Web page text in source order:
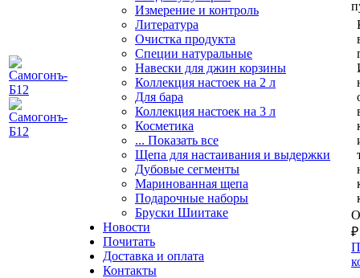
Измерение и контроль
Литература
Очистка продукта
Специи натуральные
Навески для джин корзины
Коллекция настоек на 2 л
Для бара
Коллекция настоек на 3 л
Косметика
... Показать все
Щепа для настаивания и выдержки
Дубовые сегменты
Маринованная щепа
Подарочные наборы
Бруски Шиитаке
Новости
Почитать
Доставка и оплата
Контакты
₽